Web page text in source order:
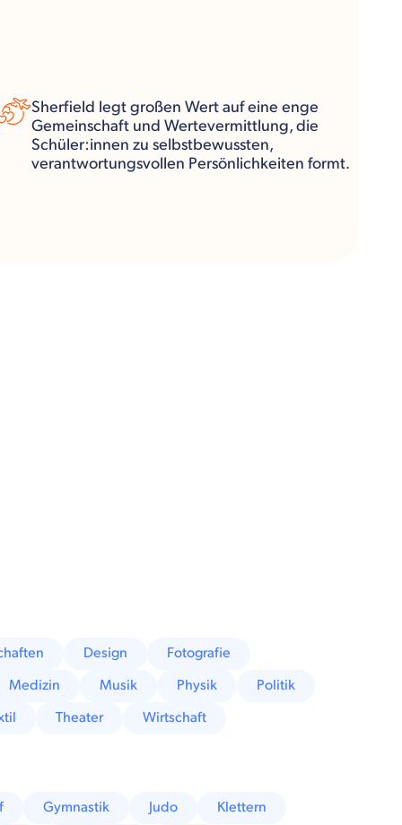
Sherfield legt großen Wert auf eine enge
Gemeinschaft und Wertevermittlung, die
Schüler:innen zu selbstbewussten,
verantwortungsvollen Persönlichkeiten formt.
Design
Fotografie
Medizin
Musik Physik
Politik
Theater Wirtschaft
Gymnastik Judo Klettern